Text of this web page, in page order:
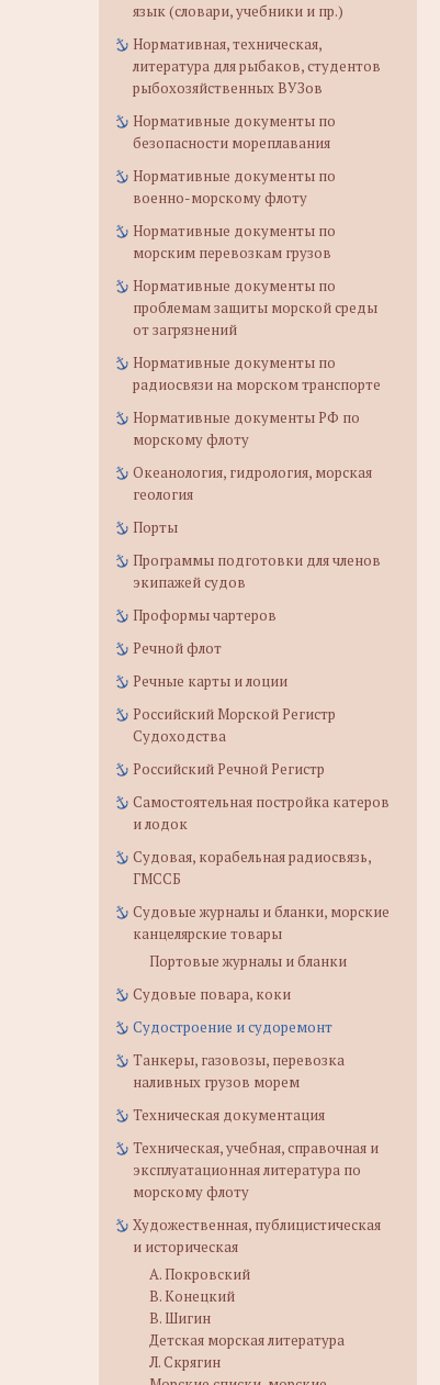
язык (словари, учебники и пр.)
Нормативная, техническая,
литература для рыбаков, студентов
рыбохозяйственных ВУЗов
Нормативные документы по
безопасности мореплавания
Нормативные документы по
военно-морскому флоту
Нормативные документы по
морским перевозкам грузов
Нормативные документы по
проблемам защиты морской среды
от загрязнений
Нормативные документы по
радиосвязи на морском транспорте
Нормативные документы РФ по
морскому флоту
Океанология, гидрология, морская
геология
Порты
Программы подготовки для членов
экипажей судов
Проформы чартеров
Речной флот
Речные карты и лоции
Российский Морской Регистр
Судоходства
Российский Речной Регистр
Самостоятельная постройка катеров
и лодок
Судовая, корабельная радиосвязь,
ГМССБ
Судовые журналы и бланки, морские
канцелярские товары
Портовые журналы и бланки
Судовые повара, коки
Судостроение и судоремонт
Танкеры, газовозы, перевозка
наливных грузов морем
Техническая документация
Техническая, учебная, справочная и
эксплуатационная литература по
морскому флоту
Художественная, публицистическая
и историческая
А. Покровский
В. Конецкий
В. Шигин
Детская морская литература
Л. Скрягин